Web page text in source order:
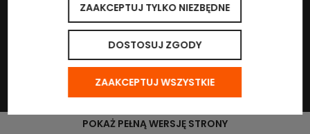
© 2024 Eco Life Group. Wszystkie prawa zastrzeżone.
POKAŻ PEŁNĄ WERSJĘ STRONY
ZAAKCEPTUJ TYLKO NIEZBĘDNE
DOSTOSUJ ZGODY
ZAAKCEPTUJ WSZYSTKIE